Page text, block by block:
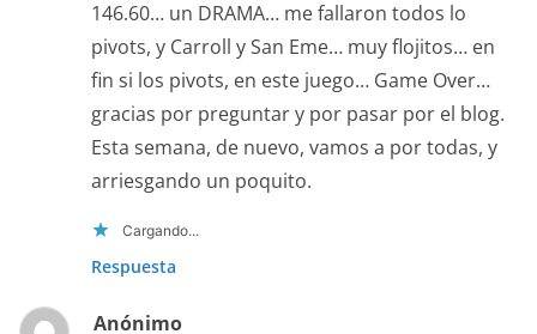
146.60… un DRAMA… me fallaron todos lo
pivots, y Carroll y San Eme… muy flojitos… en
fin si los pivots, en este juego… Game Over…
gracias por preguntar y por pasar por el blog.
Esta semana, de nuevo, vamos a por todas, y
arriesgando un poquito.
Cargando...
Respuesta
Anónimo